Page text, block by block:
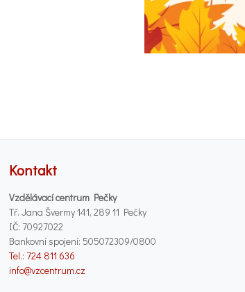
Kontakt
Vzdělávací centrum Pečky
Tř. Jana Švermy 141, 289 11 Pečky
IČ: 70927022
Bankovní spojení: 505072309/0800
Tel.: 724 811 636
info@vzcentrum.cz